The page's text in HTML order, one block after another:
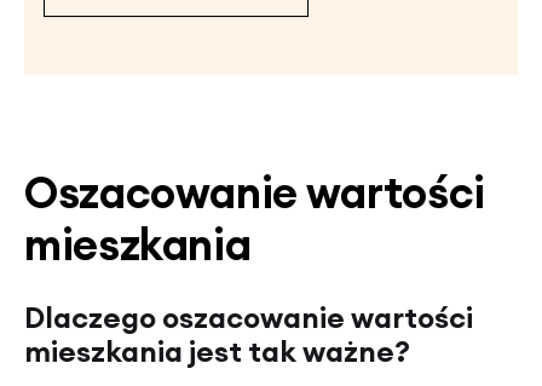
Oszacowanie wartości
mieszkania
Dlaczego oszacowanie wartości
mieszkania jest tak ważne?